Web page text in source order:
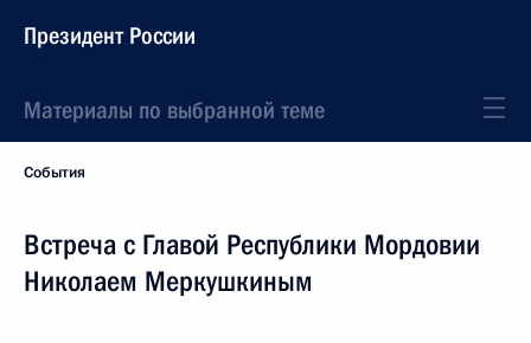
Президент России
Материалы по выбранной теме
События
Встреча с Главой Республики Мордовии
Николаем Меркушкиным